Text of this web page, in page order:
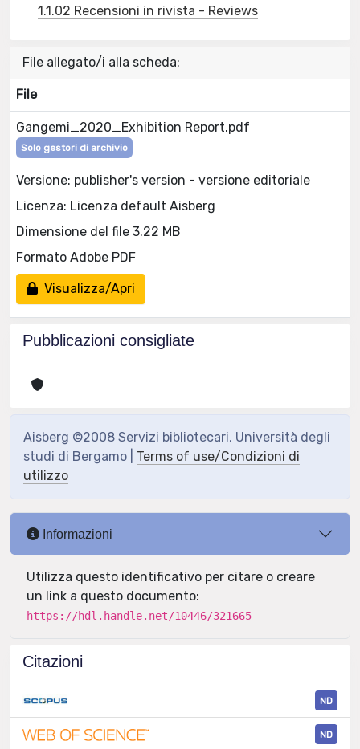
1.1.02 Recensioni in rivista - Reviews
File allegato/i alla scheda:
File
Gangemi_2020_Exhibition Report.pdf
Solo gestori di archivio
Versione: publisher's version - versione editoriale
Licenza: Licenza default Aisberg
Dimensione del file 3.22 MB
Formato Adobe PDF
Visualizza/Apri
Pubblicazioni consigliate
Aisberg ©2008 Servizi bibliotecari, Università degli
studi di Bergamo | Terms of use/Condizioni di
utilizzo
Informazioni
Utilizza questo identificativo per citare o creare
un link a questo documento:
https://hdl.handle.net/10446/321665
Citazioni
ND
ND